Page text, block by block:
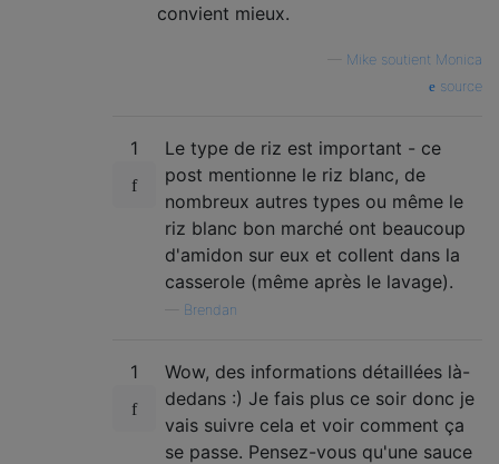
convient mieux.
Mike soutient Monica
source
1
Le type de riz est important - ce
post mentionne le riz blanc, de
nombreux autres types ou même le
riz blanc bon marché ont beaucoup
d'amidon sur eux et collent dans la
casserole (même après le lavage).
Brendan
1
Wow, des informations détaillées là-
dedans :) Je fais plus ce soir donc je
vais suivre cela et voir comment ça
se passe. Pensez-vous qu'une sauce